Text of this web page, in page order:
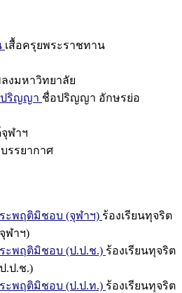
เสื้อครุยพระราชทาน
ลงมหาวิทยาลัย
ริญญา ชื่อปริญญา อักษรย่อ
ฬาฯ
รรยากาศ
ะพฤติมิชอบ (จุฬาฯ) ร้องเรียนทุจริต
ฬาฯ)
ะพฤติมิชอบ (ป.ป.ช.) ร้องเรียนทุจริต
.ป.ช.)
ะพฤติมิชอบ (ป.ป.ท.) ร้องเรียนทุจริต